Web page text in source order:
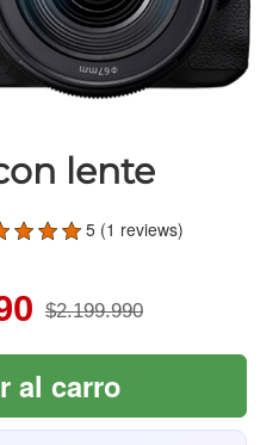
lente
5 (1 reviews)
$2.199.990
al carro